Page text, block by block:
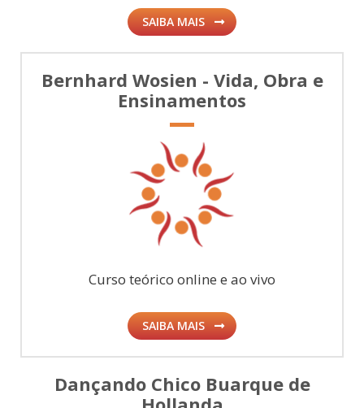
SAIBA MAIS
Bernhard Wosien - Vida, Obra e
Ensinamentos
Curso teórico online e ao vivo
SAIBA MAIS
Dançando Chico Buarque de